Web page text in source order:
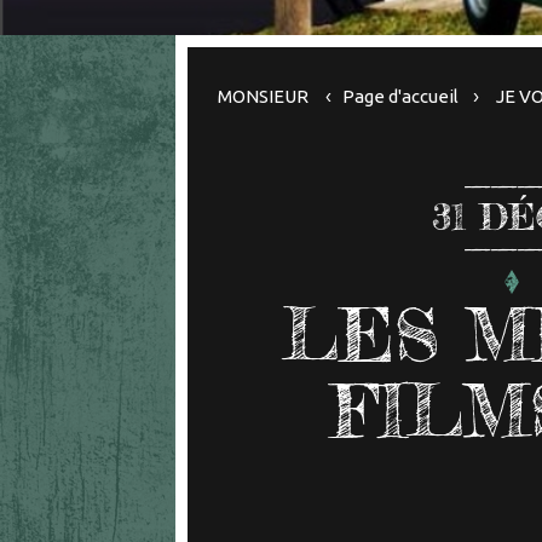
MONSIEUR Page d'accueil JE
31
LES